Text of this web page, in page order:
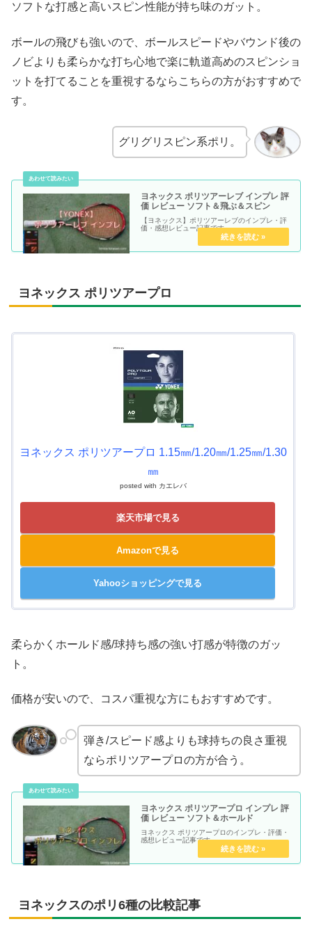
ソフトな打感と高いスピン性能が持ち味のガット。
ボールの飛びも強いので、ボールスピードやバウンド後の
ノビよりも柔らかな打ち心地で楽に軌道高めのスピンショ
ットを打てることを重視するならこちらの方がおすすめで
す。
グリグリスピン系ポリ。
ヨネックス ポリツアーレブ インプレ 評
価 レビュー ソフト＆飛ぶ＆スピン
【ヨネックス】ポリツアーレブのインプレ・評
価・感想レビュー記事です。
ヨネックス ポリツアープロ
ヨネックス ポリツアープロ 1.15㎜/1.20㎜/1.25㎜/1.30
㎜
posted with カエレバ
楽天市場で見る
Amazonで見る
Yahooショッピングで見る
柔らかくホールド感/球持ち感の強い打感が特徴のガッ
ト。
価格が安いので、コスパ重視な方にもおすすめです。
弾き/スピード感よりも球持ちの良さ重視
ならポリツアープロの方が合う。
ヨネックス ポリツアープロ インプレ 評
価 レビュー ソフト＆ホールド
ヨネックス ポリツアープロのインプレ・評価・
感想レビュー記事です。
ヨネックスのポリ6種の比較記事